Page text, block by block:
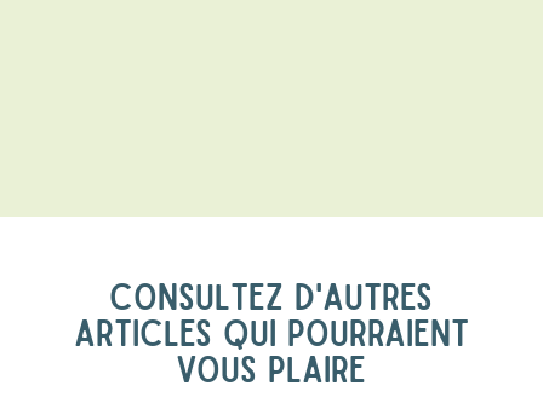
CONSULTEZ D'AUTRES
ARTICLES QUI POURRAIENT
VOUS PLAIRE